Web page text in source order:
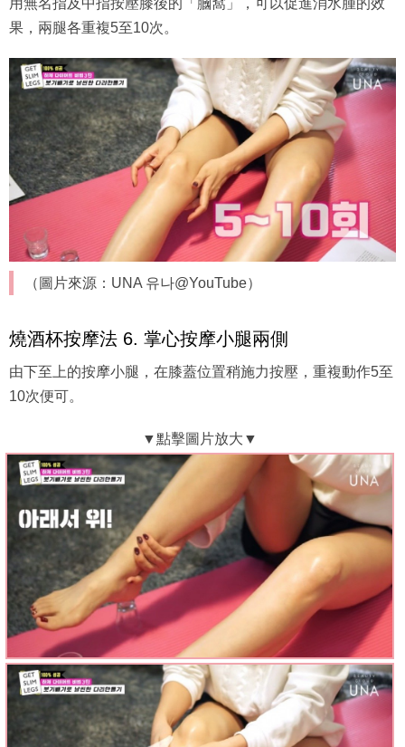
用無名指及中指按壓膝後的「膕窩」，可以促進消水腫的效
果，兩腿各重複5至10次。
（圖片來源：UNA 유나@YouTube）
燒酒杯按摩法 6. 掌心按摩小腿兩側
由下至上的按摩小腿，在膝蓋位置稍施力按壓，重複動作5至
10次便可。